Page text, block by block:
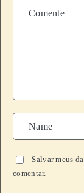
Salvar meus
comentar.